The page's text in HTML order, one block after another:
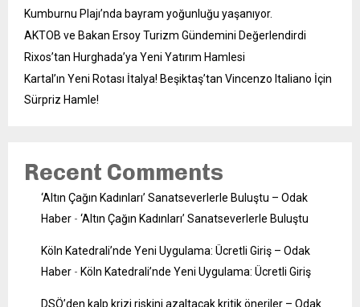
Kumburnu Plajı’nda bayram yoğunluğu yaşanıyor.
AKTOB ve Bakan Ersoy Turizm Gündemini Değerlendirdi
Rixos’tan Hurghada’ya Yeni Yatırım Hamlesi
Kartal’ın Yeni Rotası İtalya! Beşiktaş’tan Vincenzo Italiano İçin
Sürpriz Hamle!
Recent Comments
‘Altın Çağın Kadınları’ Sanatseverlerle Buluştu – Odak
Haber - ‘Altın Çağın Kadınları’ Sanatseverlerle Buluştu
Köln Katedrali’nde Yeni Uygulama: Ücretli Giriş – Odak
Haber - Köln Katedrali’nde Yeni Uygulama: Ücretli Giriş
DSÖ’den kalp krizi riskini azaltacak kritik öneriler – Odak